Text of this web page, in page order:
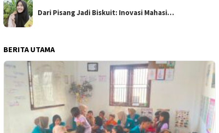
Dari Pisang Jadi Biskuit: Inovasi Mahasi…
BERITA UTAMA